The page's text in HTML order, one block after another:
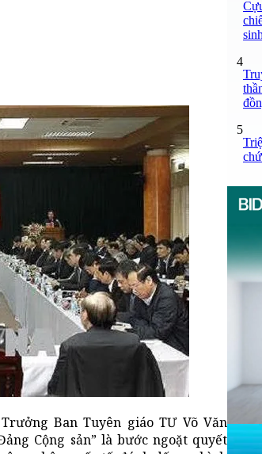
Ban Tuyên giáo TƯ Võ Văn
Cộng sản” là bước ngoặt quyết
sinh
4
5